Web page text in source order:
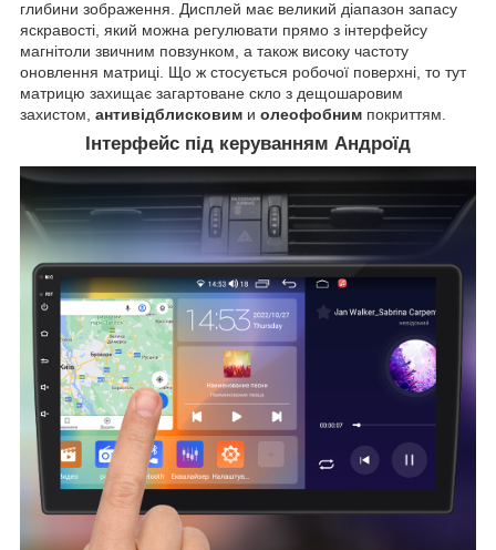
глибини зображення. Дисплей має великий діапазон запасу
яскравості, який можна регулювати прямо з інтерфейсу
магнітоли звичним повзунком, а також високу частоту
оновлення матриці. Що ж стосується робочої поверхні, то тут
матрицю захищає загартоване скло з дещошаровим
захистом, антивідблисковим и олеофобним покриттям.
Інтерфейс під керуванням Андроїд